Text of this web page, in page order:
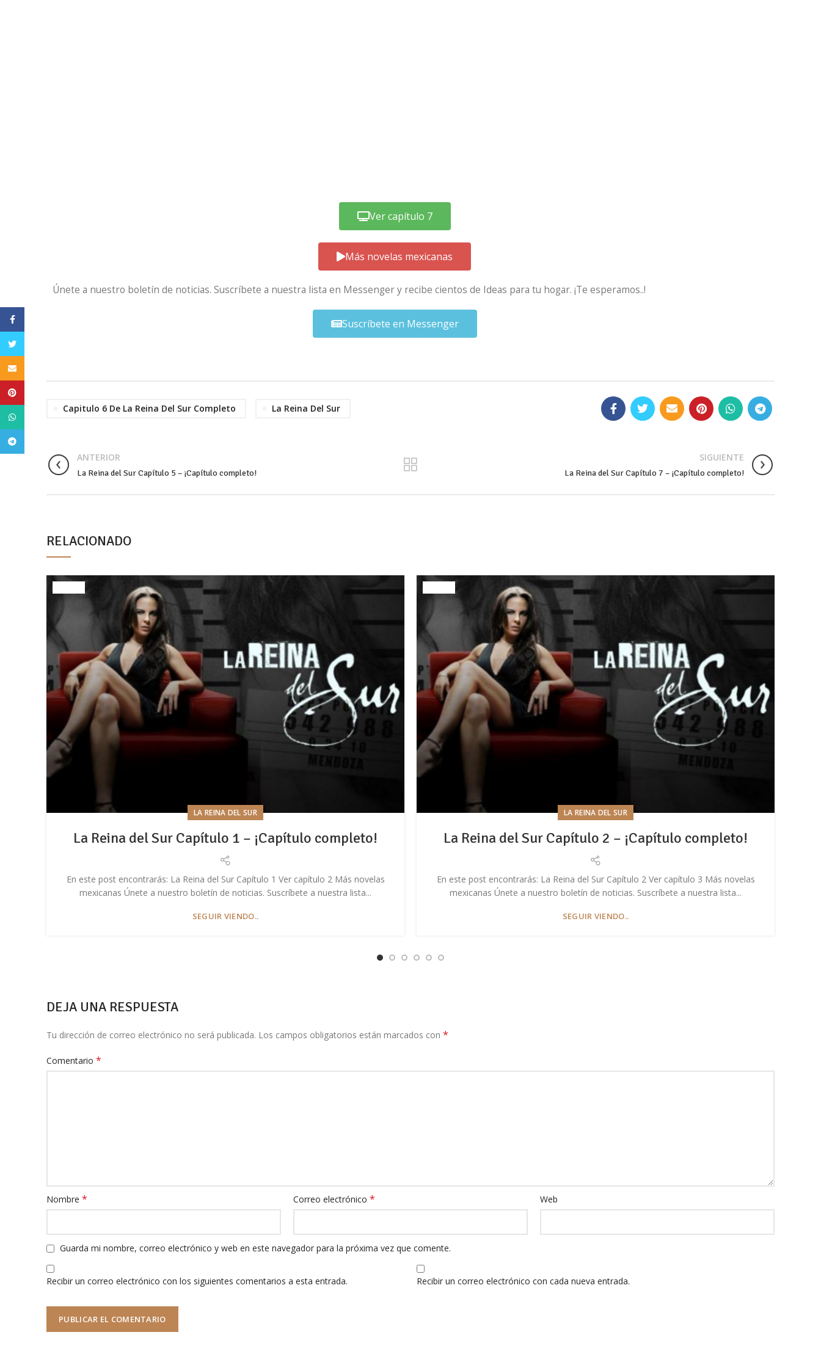
Ver capítulo 7
Más novelas mexicanas
Únete a nuestro boletín de noticias. Suscríbete a nuestra lista en Messenger y recibe cientos de Ideas para tu hogar. ¡Te esperamos..!
Suscríbete en Messenger
Capitulo 6 De La Reina Del Sur Completo La Reina Del Sur
ANTERIOR
La Reina del Sur Capítulo 5 – ¡Capítulo completo!
SIGUIENTE
La Reina del Sur Capítulo 7 – ¡Capítulo completo!
RELACIONADO
LA REINA DEL SUR
La Reina del Sur Capítulo 1 – ¡Capítulo completo!
En este post encontrarás: La Reina del Sur Capítulo 1 Ver capítulo 2 Más novelas
mexicanas Únete a nuestro boletín de noticias. Suscríbete a nuestra lista...
SEGUIR VIENDO..
LA REINA DEL SUR
La Reina del Sur Capítulo 2 – ¡Capítulo completo!
En este post encontrarás: La Reina del Sur Capítulo 2 Ver capítulo 3 Más novelas
mexicanas Únete a nuestro boletín de noticias. Suscríbete a nuestra lista...
SEGUIR VIENDO..
DEJA UNA RESPUESTA
Tu dirección de correo electrónico no será publicada. Los campos obligatorios están marcados con *
Comentario *
Nombre * Correo electrónico * Web
Guarda mi nombre, correo electrónico y web en este navegador para la próxima vez que comente.
Recibir un correo electrónico con los siguientes comentarios a esta entrada. Recibir un correo electrónico con cada nueva entrada.